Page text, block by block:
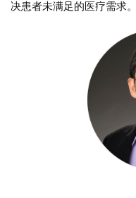
决患者未满足的医疗需求。